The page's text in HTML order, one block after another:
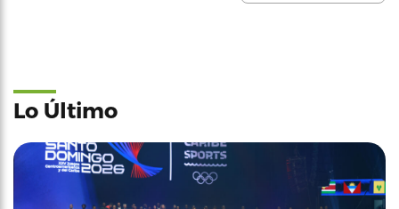
Lo Último